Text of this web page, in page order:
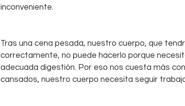
inconveniente.
Tras una cena pesada, nuestro cuerpo, que
correctamente, no puede hacerlo porque
adecuada digestión. Por eso nos cuesta más
cansados, nuestro cuerpo necesita seguir